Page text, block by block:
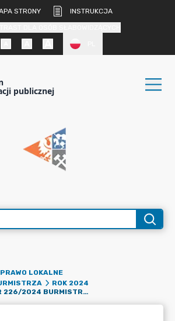
STRONY
INSTRUKCJA
publicznej
PRAWO LOKALNE
ROK 2024
ZARZĄDZENIE NR 226/2024 BURMISTRZA MIASTA I GMINY BOGATYNIA Z DNIA 20.08.2024 R. W SPRAWIE WYZNACZENIA NAUCZYCIELA DO ZASTĘPOWANIA DYREKTORA PODCZAS JEGO NIEOBECNOŚCI